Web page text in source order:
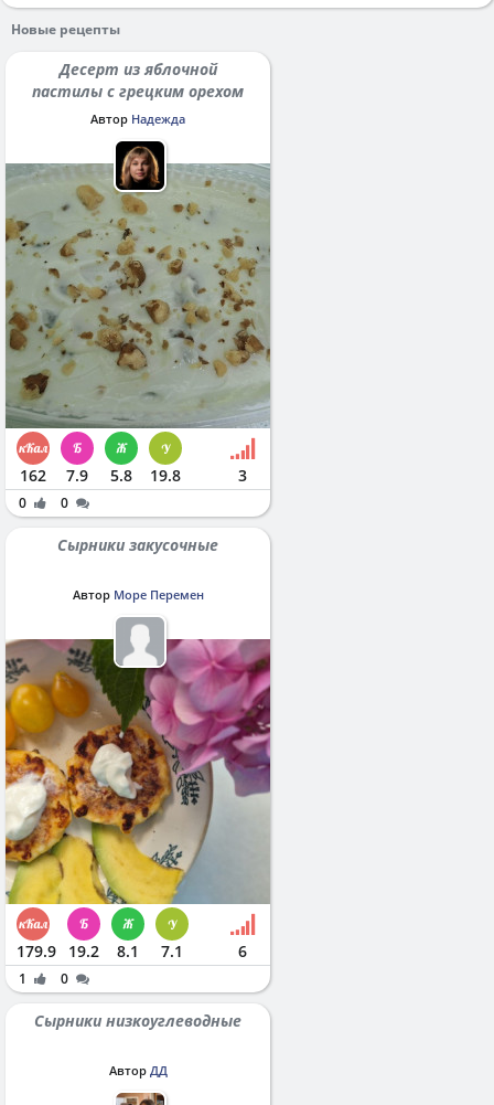
Новые рецепты
Десерт из яблочной
пастилы с грецким орехом
Автор Надежда
162 7.9 5.8 19.8 3
0 0
Сырники закусочные
Автор Море Перемен
179.9 19.2 8.1 7.1 6
1 0
Сырники низкоуглеводные
Автор ДД